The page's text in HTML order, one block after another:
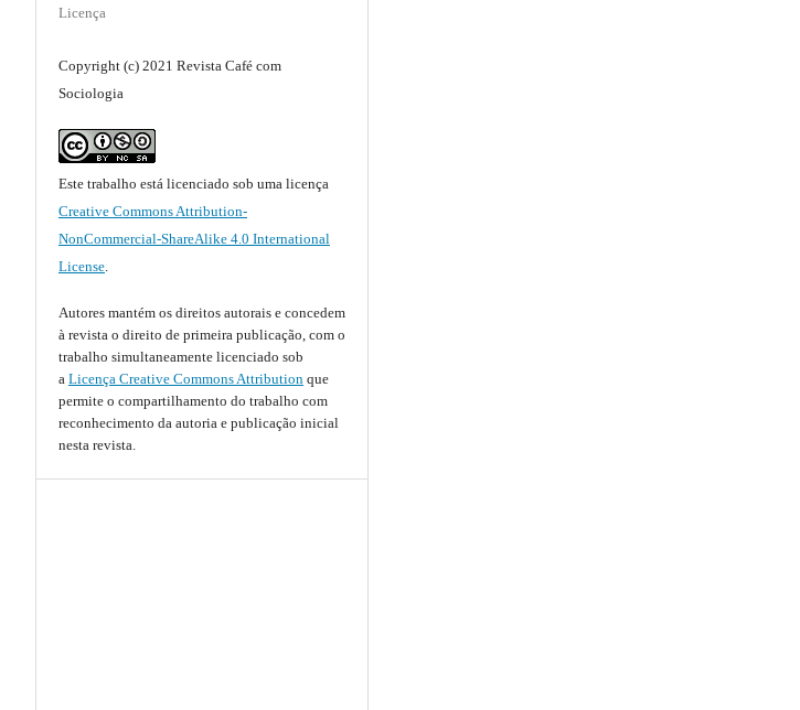
Licença
Copyright (c) 2021 Revista Café com
Sociologia
Este trabalho está licenciado sob uma licença
Creative Commons Attribution-
NonCommercial-ShareAlike 4.0 International
License
Autores mantém os direitos autorais e concedem
à revista o direito de primeira publicação, com o
trabalho simultaneamente licenciado sob
a Licença Creative Commons Attribution que
permite o compartilhamento do trabalho com
reconhecimento da autoria e publicação inicial
nesta revista.